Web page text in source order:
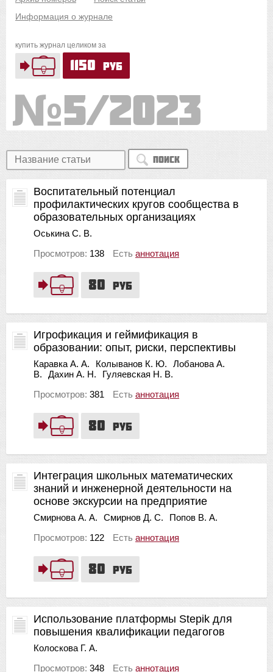
Информация о журнале
купить журнал целиком за
1150 руб
5/2023
Поиск
80 руб
Воспитательный потенциал
профилактических кругов сообщества в
образовательных организациях
Оськина С. В.
Просмотров: 138 Есть аннотация
80 руб
Игрофикация и геймификация в
образовании: опыт, риски, перспективы
Каравка А. А. Колыванов К. Ю.
Лобанова А.
В.
Дахин А. Н.
Гуляевская Н. В.
Просмотров: 381 Есть аннотация
80 руб
Интеграция школьных математических
знаний и инженерной деятельности на
основе экскурсии на предприятие
Смирнова А. А. Смирнов Д. С.
Попов В. А.
Просмотров: 122 Есть аннотация
Использование платформы Stepik для
повышения квалификации педагогов
Колоскова Г. А.
Просмотров: 348 Есть аннотация